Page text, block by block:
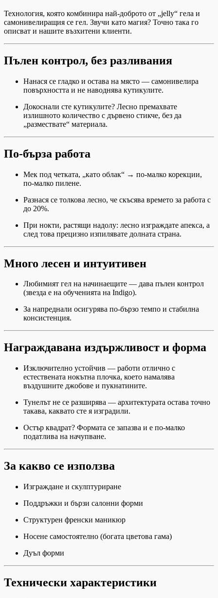
Технология, която комбинира най-доброто от „jelly“ гела и
самонивелиращия се гел. Звучи като магия? Точно така го
описват и нашите възхитени клиенти.
Пълен контрол, без разливания
Нанася се гладко и остава на място — самонивелира
повърхността и не наводнява кутикулите.
Докоснали сте кутикулите? Лесно премахвате
излишното количество с дървено стикче, без да
„размествате“ материала.
По-бърза работа
Мек под четката, „като облак“ → по-малко корекции,
по-малко пилене.
Разнася се толкова лесно, че скъсява времето за работа с
до 20%.
При нокти, растящи надолу: лесно изграждате апекса, а
след това прецизно изпилявате долната страна.
Много лесен и интуитивен
Любимият гел на начинаещите — дава пълен контрол
(звезда е на обученията на Indigo).
За напреднали осигурява по-бързо темпо и стабилна
консистенция.
Награждавана издържливост и форма
Изключително устойчив — работи отлично с
естествената нокътна плочка, което намалява
въздушните джобове и пукнатините.
Тунелът не се разширява — архитектурата остава точно
такава, каквато сте я изградили.
Остър квадрат? Формата се запазва и е по-малко
податлива на начупване.
За какво се използва
Изграждане и скулптуриране
Поддръжки и бързи салонни форми
Структурен френски маникюр
Носене самостоятелно (богата цветова гама)
Дуъл форми
Технически характеристики